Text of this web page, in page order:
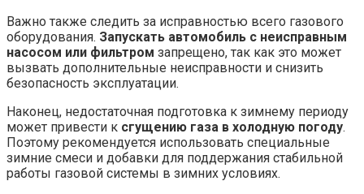
Важно также следить за исправностью всего газового
оборудования. Запускать автомобиль с неисправным
насосом или фильтром запрещено, так как это может
вызвать дополнительные неисправности и снизить
безопасность эксплуатации.
Наконец, недостаточная подготовка к зимнему периоду
может привести к сгущению газа в холодную погоду.
Поэтому рекомендуется использовать специальные
зимние смеси и добавки для поддержания стабильной
работы газовой системы в зимних условиях.